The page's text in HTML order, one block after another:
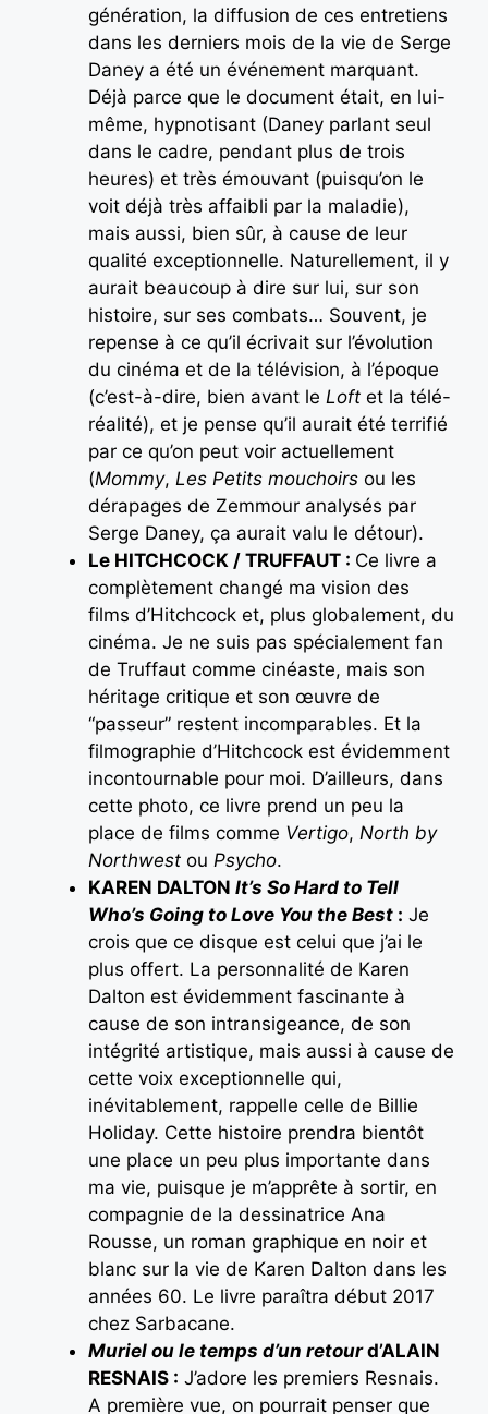
génération, la diffusion de ces entretiens
dans les derniers mois de la vie de Serge
Daney a été un événement marquant.
Déjà parce que le document était, en lui-
même, hypnotisant (Daney parlant seul
dans le cadre, pendant plus de trois
heures) et très émouvant (puisqu’on le
voit déjà très affaibli par la maladie),
mais aussi, bien sûr, à cause de leur
qualité exceptionnelle. Naturellement, il y
aurait beaucoup à dire sur lui, sur son
histoire, sur ses combats… Souvent, je
repense à ce qu’il écrivait sur l’évolution
du cinéma et de la télévision, à l’époque
(c’est-à-dire, bien avant le Loft et la télé-
réalité), et je pense qu’il aurait été terrifié
par ce qu’on peut voir actuellement
(Mommy, Les Petits mouchoirs ou les
dérapages de Zemmour analysés par
Serge Daney, ça aurait valu le détour).
Le HITCHCOCK / TRUFFAUT : Ce livre a
complètement changé ma vision des
films d’Hitchcock et, plus globalement, du
cinéma. Je ne suis pas spécialement fan
de Truffaut comme cinéaste, mais son
héritage critique et son œuvre de
“passeur” restent incomparables. Et la
filmographie d’Hitchcock est évidemment
incontournable pour moi. D’ailleurs, dans
cette photo, ce livre prend un peu la
place de films comme Vertigo, North by
Northwest ou Psycho.
KAREN DALTON It’s So Hard to Tell
Who’s Going to Love You the Best : Je
crois que ce disque est celui que j’ai le
plus offert. La personnalité de Karen
Dalton est évidemment fascinante à
cause de son intransigeance, de son
intégrité artistique, mais aussi à cause de
cette voix exceptionnelle qui,
inévitablement, rappelle celle de Billie
Holiday. Cette histoire prendra bientôt
une place un peu plus importante dans
ma vie, puisque je m’apprête à sortir, en
compagnie de la dessinatrice Ana
Rousse, un roman graphique en noir et
blanc sur la vie de Karen Dalton dans les
années 60. Le livre paraîtra début 2017
chez Sarbacane.
Muriel ou le temps d’un retourd’ALAIN
RESNAIS : J’adore les premiers Resnais.
A première vue, on pourrait penser que